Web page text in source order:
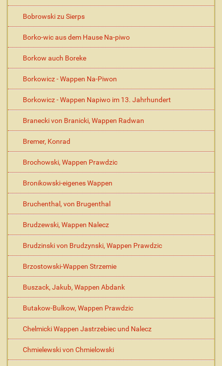
Bobrowski zu Sierps
Borko-wic aus dem Hause Na-piwo
Borkow auch Boreke
Borkowicz - Wappen Na-Piwon
Borkowicz - Wappen Napiwo im 13. Jahrhundert
Branecki von Branicki, Wappen Radwan
Bremer, Konrad
Brochowski, Wappen Prawdzic
Bronikowski-eigenes Wappen
Bruchenthal, von Brugenthal
Brudzewski, Wappen Nalecz
Brudzinski von Brudzynski, Wappen Prawdzic
Brzostowski-Wappen Strzemie
Buszack, Jakub, Wappen Abdank
Butakow-Bulkow, Wappen Prawdzic
Chelmicki Wappen Jastrzebiec und Nalecz
Chmielewski von Chmielowski